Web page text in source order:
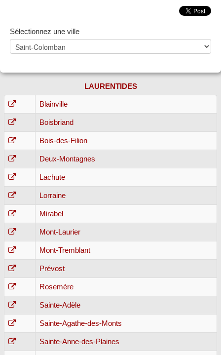
Sélectionnez une ville
LAURENTIDES
Blainville
Boisbriand
Bois-des-Filion
Deux-Montagnes
Lachute
Lorraine
Mirabel
Mont-Laurier
Mont-Tremblant
Prévost
Rosemère
Sainte-Adèle
Sainte-Agathe-des-Monts
Sainte-Anne-des-Plaines